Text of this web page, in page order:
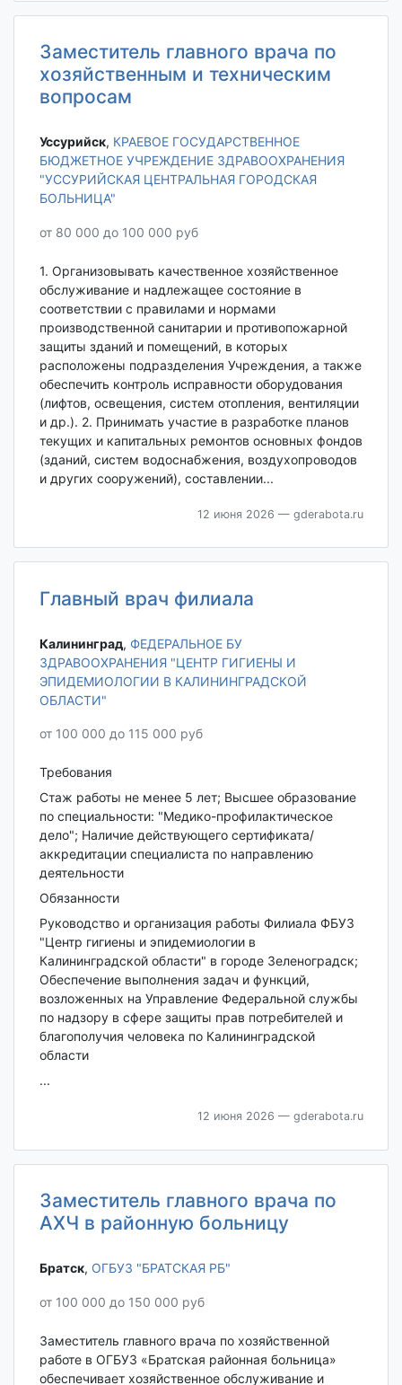
Заместитель главного врача по
хозяйственным и техническим
вопросам
Уссурийск‎, КРАЕВОЕ ГОСУДАРСТВЕННОЕ
БЮДЖЕТНОЕ УЧРЕЖДЕНИЕ ЗДРАВООХРАНЕНИЯ
"УССУРИЙСКАЯ ЦЕНТРАЛЬНАЯ ГОРОДСКАЯ
БОЛЬНИЦА"
от 80 000 до 100 000 руб
1. Организовывать качественное хозяйственное
обслуживание и надлежащее состояние в
соответствии с правилами и нормами
производственной санитарии и противопожарной
защиты зданий и помещений, в которых
расположены подразделения Учреждения, а также
обеспечить контроль исправности оборудования
(лифтов, освещения, систем отопления, вентиляции
и др.). 2. Принимать участие в разработке планов
текущих и капитальных ремонтов основных фондов
(зданий, систем водоснабжения, воздухопроводов
и других сооружений), составлении...
12 июня 2026 — gderabota.ru
Главный врач филиала
Калининград‎, ФЕДЕРАЛЬНОЕ БУ
ЗДРАВООХРАНЕНИЯ "ЦЕНТР ГИГИЕНЫ И
ЭПИДЕМИОЛОГИИ В КАЛИНИНГРАДСКОЙ
ОБЛАСТИ"
от 100 000 до 115 000 руб
Требования
Стаж работы не менее 5 лет; Высшее образование
по специальности: "Медико-профилактическое
дело"; Наличие действующего сертификата/
аккредитации специалиста по направлению
деятельности
Обязанности
Руководство и организация работы Филиала ФБУЗ
"Центр гигиены и эпидемиологии в
Калининградской области" в городе Зеленоградск;
Обеспечение выполнения задач и функций,
возложенных на Управление Федеральной службы
по надзору в сфере защиты прав потребителей и
благополучия человека по Калининградской
области
...
12 июня 2026 — gderabota.ru
Заместитель главного врача по
АХЧ в районную больницу
Братск‎, ОГБУЗ "БРАТСКАЯ РБ"
от 100 000 до 150 000 руб
Заместитель главного врача по хозяйственной
работе в ОГБУЗ «Братская районная больница»
обеспечивает хозяйственное обслуживание и